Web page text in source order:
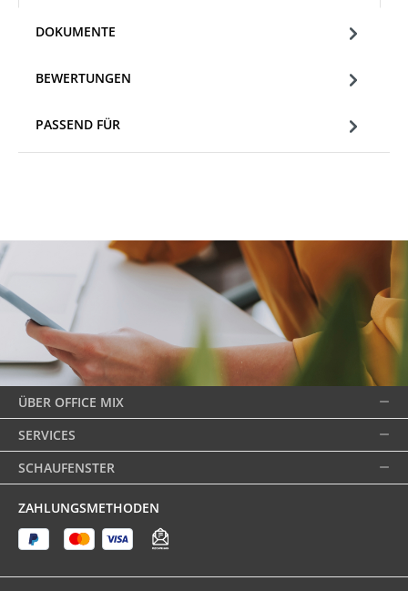
DOKUMENTE
BEWERTUNGEN
PASSEND FÜR
ÜBER OFFICE MIX
SERVICES
SCHAUFENSTER
ZAHLUNGSMETHODEN